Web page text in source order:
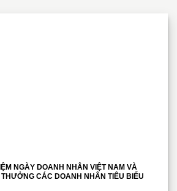
NGÀY DOANH NHÂN VIỆT NAM VÀ
CÁC DOANH NHÂN TIÊU BIỂU